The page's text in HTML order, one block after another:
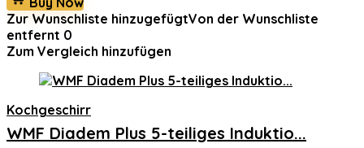
Zur Wunschliste hinzugefügtVon der Wunschliste
entfernt 0
Zum Vergleich hinzufügen
Kochgeschirr
WMF Diadem Plus 5-teiliges Induktio...